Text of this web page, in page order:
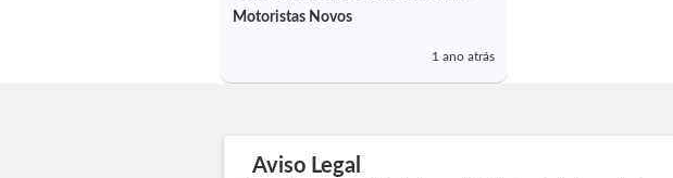
Motoristas Novos
1 ano atrás
Aviso Legal